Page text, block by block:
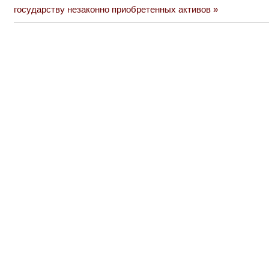
записям
Post:
государству незаконно приобретенных активов